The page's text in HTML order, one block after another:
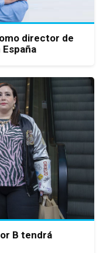
director de
B tendrá